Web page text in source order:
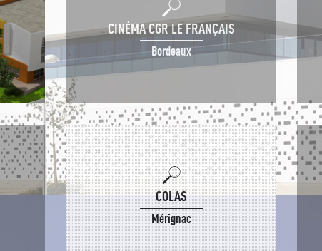
CINÉMA CGR LE FRANÇAIS
Bordeaux
COLAS
Mérignac